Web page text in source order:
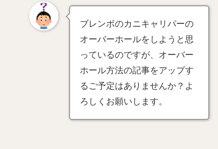
ブレンボのカニキャリパーの
オーバーホールをしようと思
っているのですが、オーバー
ホール方法の記事をアップす
るご予定はありませんか？よ
ろしくお願いします。